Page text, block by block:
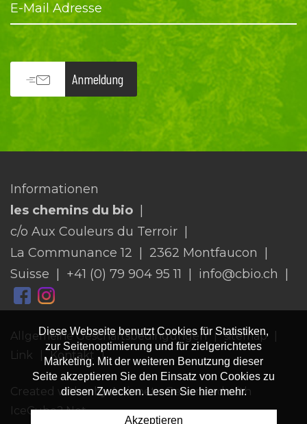
E-Mail Adresse
Anmeldung
Informationen
les chemins du bio
c/o Aux Couleurs du Terroir
La Communance 12
2362 Montfaucon
Suisse
+41 (0) 79 904 95 11 info@cbio.ch
Allgemeine Geschäftsbedingungen
sitemap
Link
Kontakt
Created with♥by Artionet-Generated with
IceCube2.Net
Diese Webseite benutzt Cookies für Statistiken,
zur Seitenoptimierung und für zielgerichtetes
Marketing. Mit der weiteren Benutzung dieser
Seite akzeptieren Sie den Einsatz von Cookies zu
diesen Zwecken. Lesen Sie hier mehr.
Akzeptieren